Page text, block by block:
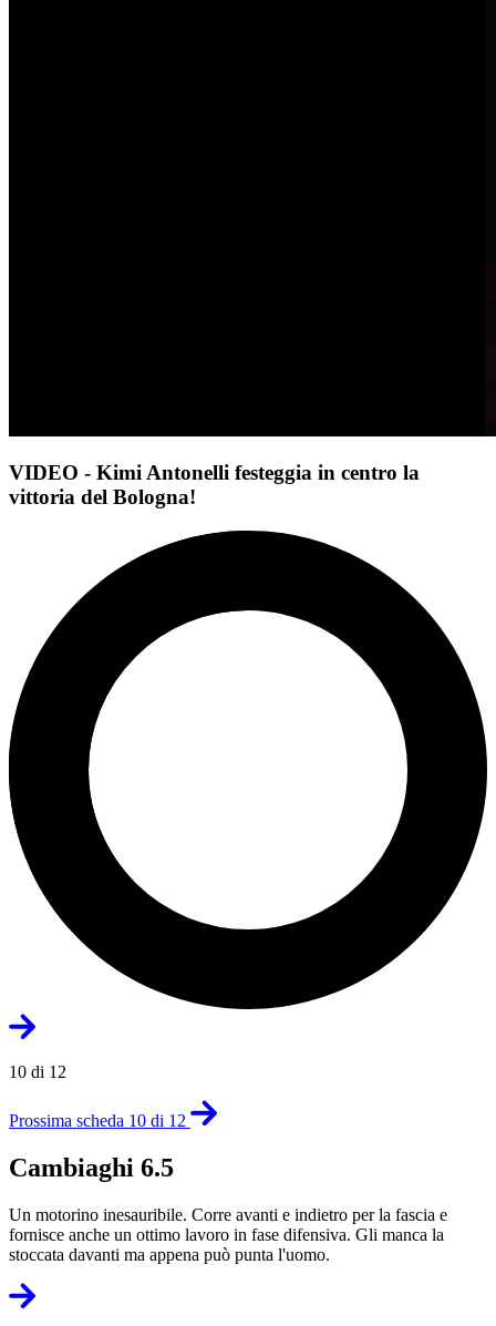
VIDEO - Kimi Antonelli festeggia in centro la
vittoria del Bologna!
10 di 12
Prossima scheda 10 di 12
Cambiaghi 6.5
Un motorino inesauribile. Corre avanti e indietro per la fascia e
fornisce anche un ottimo lavoro in fase difensiva. Gli manca la
stoccata davanti ma appena può punta l'uomo.